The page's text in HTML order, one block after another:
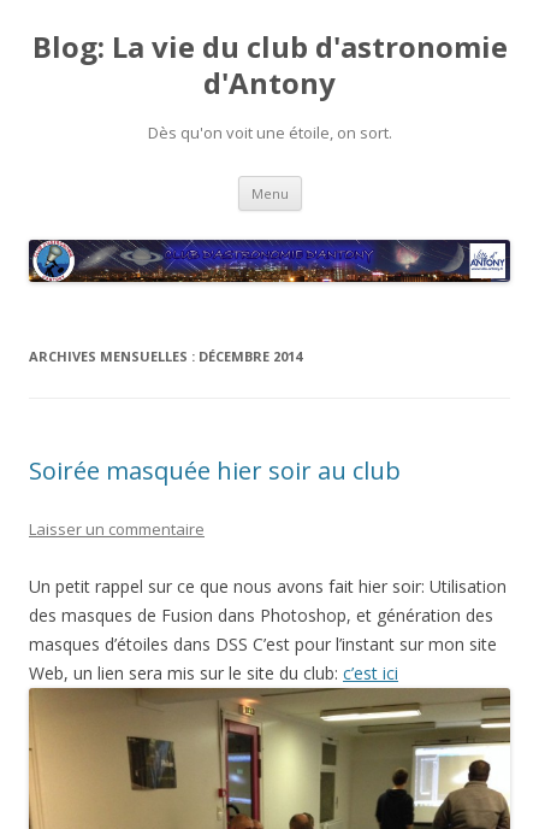
Blog: La vie du club d'astronomie
d'Antony
Dès qu'on voit une étoile, on sort.
Menu Aller
contenu
ARCHIVES MENSUELLES : DÉCEMBRE 2014
Soirée masquée hier soir au club
Laisser un commentaire
Un petit rappel sur ce que nous avons fait hier soir: Utilisation
des masques de Fusion dans Photoshop, et génération des
masques d’étoiles dans DSS C’est pour l’instant sur mon site
Web, un lien sera mis sur le site du club: c’est ici